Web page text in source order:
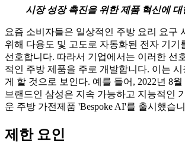
시장 성장 촉진을 위한 제품 혁신에 대
요즘 소비자들은 일상적인 주방 요리 요구
위해 다용도 및 고도로 자동화된 전자 기기
선호합니다. 따라서 기업에서는 이러한 선
적인 주방 제품을 주로 개발합니다. 이는
게 할 것으로 보인다. 예를 들어, 2022년 8
브랜드인 삼성은 지속 가능하고 지능적인
운 주방 가전제품 'Bespoke AI'를 출시했습
제한 요인